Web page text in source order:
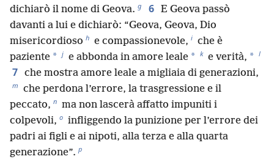
dichiarò il nome di Geova. g 6 E Geova passò
davanti a lui e dichiarò: “Geova, Geova, Dio
misericordioso h e compassionevole, i che è
paziente * j e abbonda in amore leale * k e verità, * l
7 che mostra amore leale a migliaia di generazioni,
m che perdona l’errore, la trasgressione e il
peccato, n ma non lascerà affatto impuniti i
colpevoli, o infliggendo la punizione per l’errore dei
padri ai figli e ai nipoti, alla terza e alla quarta
generazione”. p